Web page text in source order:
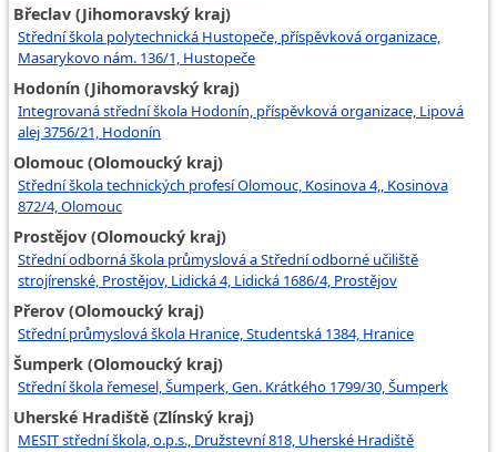
Břeclav (Jihomoravský kraj)
Střední škola polytechnická Hustopeče, příspěvková organizace,
Masarykovo nám. 136/1, Hustopeče
Hodonín (Jihomoravský kraj)
Integrovaná střední škola Hodonín, příspěvková organizace, Lipová
alej 3756/21, Hodonín
Olomouc (Olomoucký kraj)
Střední škola technických profesí Olomouc, Kosinova 4,, Kosinova
872/4, Olomouc
Prostějov (Olomoucký kraj)
Střední odborná škola průmyslová a Střední odborné učiliště
strojírenské, Prostějov, Lidická 4, Lidická 1686/4, Prostějov
Přerov (Olomoucký kraj)
Střední průmyslová škola Hranice, Studentská 1384, Hranice
Šumperk (Olomoucký kraj)
Střední škola řemesel, Šumperk, Gen. Krátkého 1799/30, Šumperk
Uherské Hradiště (Zlínský kraj)
MESIT střední škola, o.p.s., Družstevní 818, Uherské Hradiště